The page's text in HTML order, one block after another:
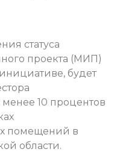
статуса
проекта (МИП)
будет
10 процентов
помещений в
области.